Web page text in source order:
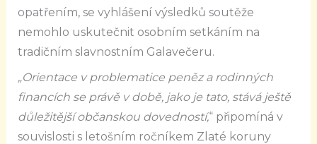
opatřením, se vyhlášení výsledků soutěže
nemohlo uskutečnit osobním setkáním na
tradičním slavnostním Galavečeru.
„Orientace v problematice peněz a rodinných
financích se právě v době, jako je tato, stává ještě
důležitější občanskou dovedností,“ připomíná v
souvislosti s letošním ročníkem Zlaté koruny